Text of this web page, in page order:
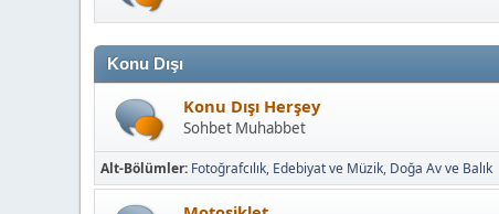
Konu Dışı
Konu Dışı Herşey
Sohbet Muhabbet
Alt-Bölümler Fotoğrafcılık Edebiyat ve Müzik Doğa Av ve Balık